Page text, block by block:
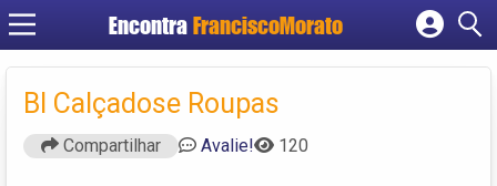
Encontra FranciscoMorato
Cadastrar empresa
Criar conta
Bl Calçadose Roupas
Compartilhar Avalie! 120